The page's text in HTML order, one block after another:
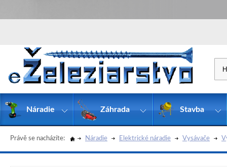
Právě se nacházíte: Náradie Elektrické náradie Vysávače
Náradie Záhrada Stavba